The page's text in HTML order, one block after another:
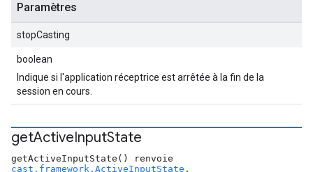
Paramètres
stopCasting
boolean
Indique si l'application réceptrice est arrêtée à la fin de la
session en cours.
getActiveInputState
getActiveInputState() renvoie
cast.framework.ActiveInputState .